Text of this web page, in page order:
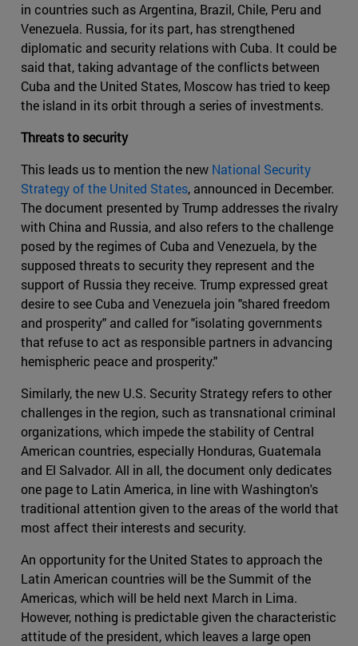
in countries such as Argentina, Brazil, Chile, Peru and
Venezuela. Russia, for its part, has strengthened
diplomatic and security relations with Cuba. It could be
said that, taking advantage of the conflicts between
Cuba and the United States, Moscow has tried to keep
the island in its orbit through a series of investments.
Threats to security
This leads us to mention the new National Security
Strategy of the United States, announced in December.
The document presented by Trump addresses the rivalry
with China and Russia, and also refers to the challenge
posed by the regimes of Cuba and Venezuela, by the
supposed threats to security they represent and the
support of Russia they receive. Trump expressed great
desire to see Cuba and Venezuela join "shared freedom
and prosperity" and called for "isolating governments
that refuse to act as responsible partners in advancing
hemispheric peace and prosperity."
Similarly, the new U.S. Security Strategy refers to other
challenges in the region, such as transnational criminal
organizations, which impede the stability of Central
American countries, especially Honduras, Guatemala
and El Salvador. All in all, the document only dedicates
one page to Latin America, in line with Washington's
traditional attention given to the areas of the world that
most affect their interests and security.
An opportunity for the United States to approach the
Latin American countries will be the Summit of the
Americas, which will be held next March in Lima.
However, nothing is predictable given the characteristic
attitude of the president, which leaves a large open